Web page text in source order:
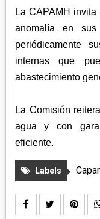
La CAPAMH
anomalía en
periódicamente
internas que
abastecimiento
La Comisión
agua y con
eficiente.
Labels